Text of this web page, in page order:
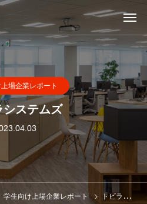
場企業レポート
システムズ
学生向け上場企業レポート トビラシステムズ